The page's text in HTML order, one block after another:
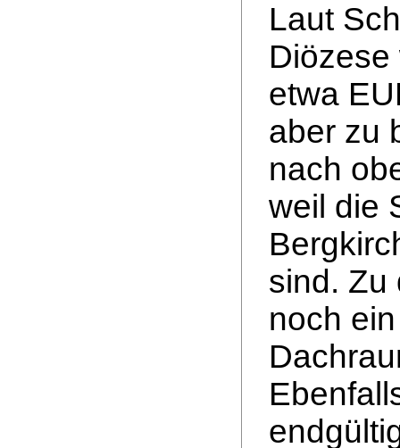
Laut
etwa
aber zu
nach
weil die
sind. Zu
noch